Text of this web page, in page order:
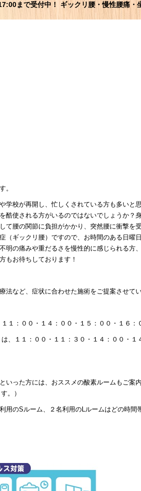
まで受付中！ ギックリ腰・慢性腰痛・
。
学校が再開し、忙しくされている方も多いと
酷使される方がいるのではないでしょうか？
て腰の関節に負担がかかり、突然腰に衝撃を
（ギックリ腰）ですので、お時間のある日曜
明の痛みや重だるさを慢性的に感じられる方
もお待ちしております！
など、症状に合わせた施術をご提案させてい
１：００・１４：００・１５：００・１６：
、１１：００・１１：３０・１４：００・１
いった方には、おススメの酸素ルームもご案
。）
用のSルーム、２名利用のLルームはどの時間